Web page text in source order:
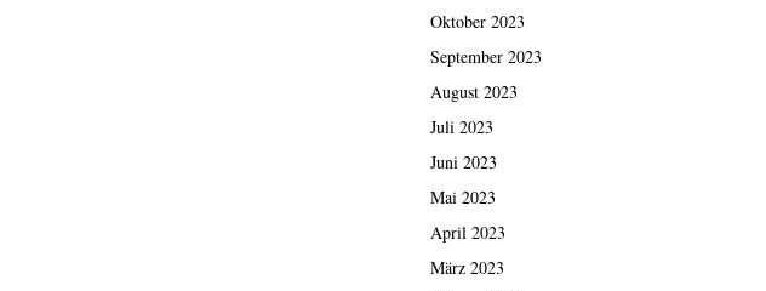
Oktober 2023
September 2023
August 2023
Juli 2023
Juni 2023
Mai 2023
April 2023
März 2023